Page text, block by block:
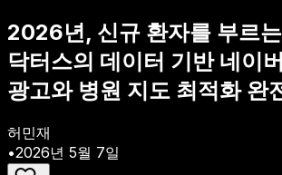
2026년, 신규 환자를 부르
닥터스의 데이터 기반 네이
광고와 병원 지도 최적화 완
허민재
•2026년 5월 7일